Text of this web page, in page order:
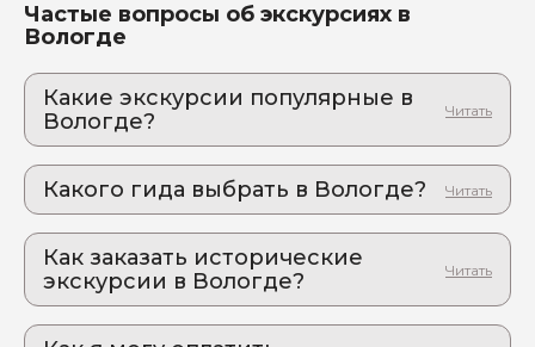
Частые вопросы об экскурсиях в
Вологде
Какие экскурсии популярные в
Вологде?
Узнайте уникальный мир Вологды
2. Любовь моя, Вологда: город, в который
возвращаются
Настоящий Север за 150 минут: неброская красота,
которая западает в душу.
3. Прогуляемся, дружок, мы по Вологде
кружок
Какого гида выбрать в Вологде?
2. Александр.М 810
3. Елена.У 405
4. Людмила.Ш 813
Как заказать исторические
экскурсии в Вологде?
Едем»: